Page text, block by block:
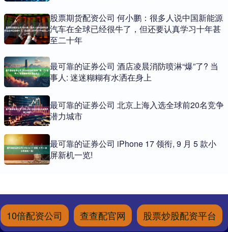
股票期货配资公司 何小鹏：很多人说中国新能源
汽车在全球已经很牛了，但还要认真学习十年甚
至二十年
最可靠的证券公司 酒店凌晨消防喷淋“爆”了? 当
事人: 迷迷糊糊有水洒在身上
最可靠的证券公司 北京上海入选全球前20名竞争
潜力城市
最可靠的证券公司 iPhone 17 领衔, 9 月 5 款小
屏新机一览!
10倍配资公司 查查配官网 股票炒股配资平台